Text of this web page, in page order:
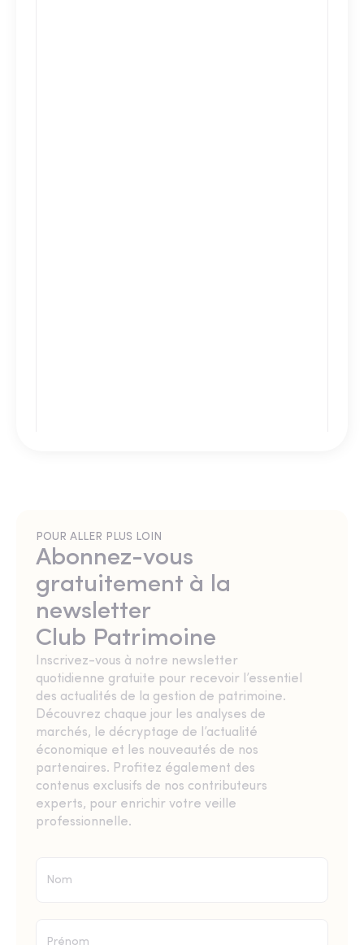
POUR ALLER PLUS LOIN
Abonnez-vous
gratuitement à la
newsletter
Club Patrimoine
Inscrivez-vous à notre newsletter
quotidienne gratuite pour recevoir l’essentiel
des actualités de la gestion de patrimoine.
Découvrez chaque jour les analyses de
marchés, le décryptage de l’actualité
économique et les nouveautés de nos
partenaires. Profitez également des
contenus exclusifs de nos contributeurs
experts, pour enrichir votre veille
professionnelle.